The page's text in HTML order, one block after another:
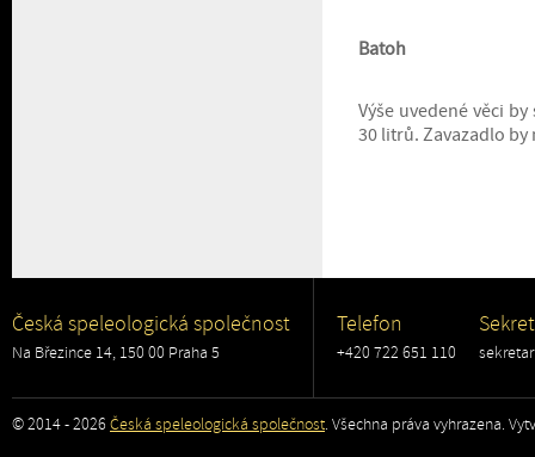
Batoh
Výše uvedené věci
30 litrů. Zavazadlo
Česká speleologická společnost
Na Březince 14, 150 00 Praha 5
Telefon
+420 722 651 110
© 2014 - 2026 Česká speleologická společnost. Všechna práva vyhrazena.